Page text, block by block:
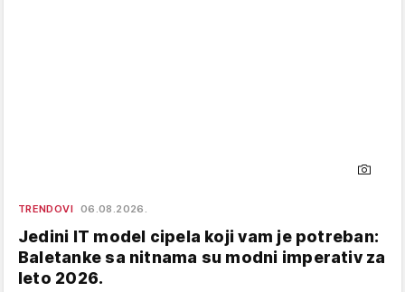
TRENDOVI 06.08.2026.
Jedini IT model cipela koji vam je potreban:
Baletanke sa nitnama su modni imperativ za
leto 2026.